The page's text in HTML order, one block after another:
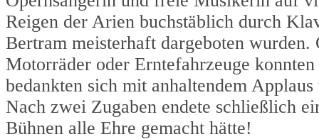
Reigen der Arien buchstäblich durch
Bertram meisterhaft dargeboten
Motorräder oder Erntefahrzeuge
bedankten sich mit anhaltendem
Nach zwei Zugaben endete schließlich
Bühnen alle Ehre gemacht hätte!